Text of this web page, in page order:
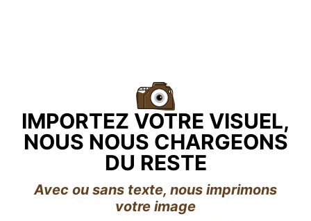
IMPORTEZ VOTRE VISUEL,
NOUS NOUS CHARGEONS
DU RESTE
Avec ou sans texte, nous imprimons
votre image